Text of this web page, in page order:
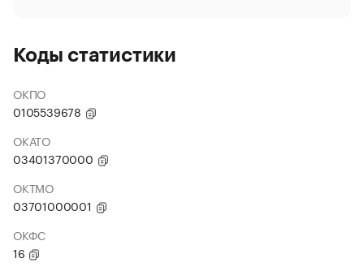
Коды статистики
ОКПО
0105539678
ОКАТО
03401370000
ОКТМО
03701000001
ОКФС
16